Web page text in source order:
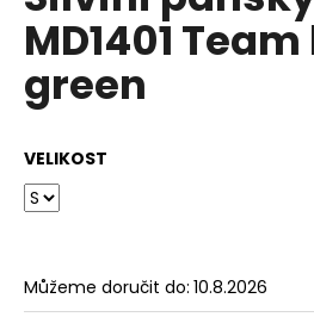
0,0
5
hvězdiček.
MD1401
green
VELIKOST
Můžeme doručit do: 10.8.2026
a
j
í
t
?
HLEDAT